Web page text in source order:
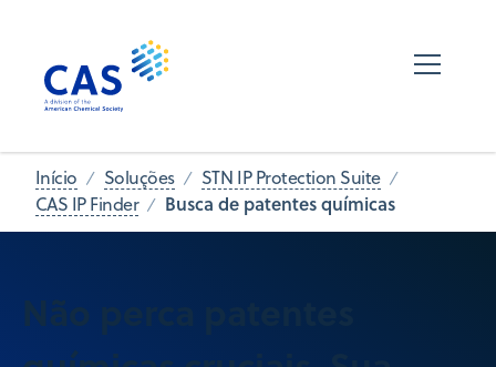
Início Soluções
STN IP Protection Suite
CAS IP Finder
Busca de patentes químicas
Não perca patentes